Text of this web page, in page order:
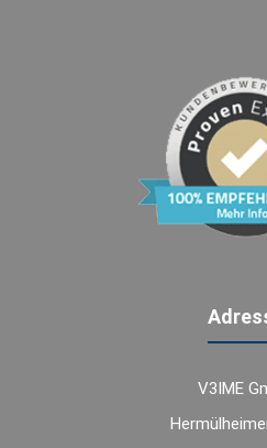
V3IME